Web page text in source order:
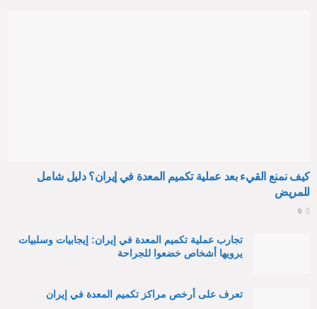
كيف نمنع القيء بعد عملية تكميم المعدة في إيران؟ دليل شامل
للمريض
تجارب عملية تكميم المعدة في إيران: إيجابيات وسلبيات
يرويها أشخاص خضعوا للجراحة
تعرف على أرخص مراكز تكميم المعدة في إيران